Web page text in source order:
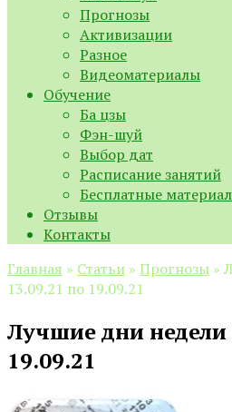
Прогнозы
Активизации
Разное
Видеоматериалы
Обучение
Ба цзы
Фэн-шуй
Выбор дат
Расписание занятий
Бесплатные
Отзывы
Контакты
Главная » Статьи » Прогнозы »
13.09.21 по 19.09.21
Лучшие дни недели
19.09.21